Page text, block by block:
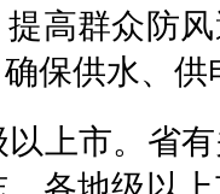
高群众防
保供水、
上市。省